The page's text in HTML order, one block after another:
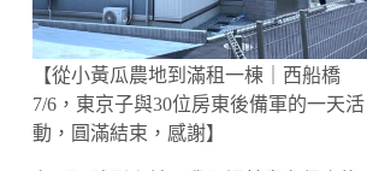
【從小黃瓜農地到滿租一棟｜西船橋
7/6，東京子與30位房東後備軍的一天活
動，圓滿結束，感謝】